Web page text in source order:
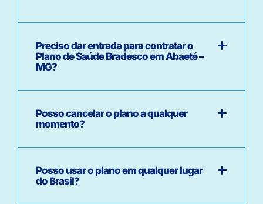
Preciso dar entrada para contratar o
Plano de Saúde Bradesco em Abaeté –
MG?
Posso cancelar o plano a qualquer
momento?
Posso usar o plano em qualquer lugar
do Brasil?